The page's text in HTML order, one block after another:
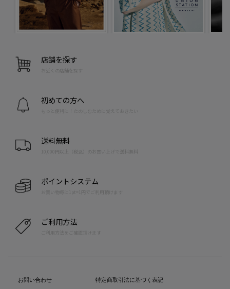
店舗を探す
お近くの店舗を探す
初めての方へ
もっと便利に！たのしむために覚えておきたい
送料無料
10,000円以上（税込）のお買い上げで送料無料
ポイントシステム
お買い物毎に1pt=1円でご利用頂けます
ご利用方法
ご利用方法をご確認頂けます
お問い合わせ
特定商取引法に基づく表記